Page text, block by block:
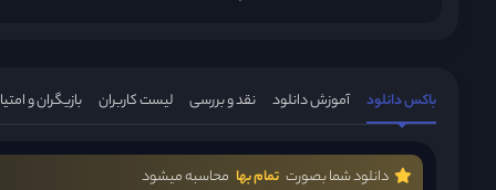
باکس دانلود آموزش دانلود نقد و بررسی لیست کاربران بازیگران و
دانلود شما بصورت تمام بها محاسبه میشود